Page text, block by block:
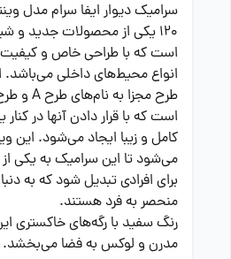
120 یکی از محصولات جدید و
است که با طراحی خاص و کیفیت
انواع محیط‌های داخلی می‌باشد.
است که با قرار دادن آنها در
کامل و زیبا ایجاد می‌شود. این
می‌شود تا این سرامیک به یکی از
برای افرادی تبدیل شود که به
منحصر به فرد هستند.
رنگ سفید با رگه‌های خاکستری
مدرن و لوکس به فضا می‌بخشد.